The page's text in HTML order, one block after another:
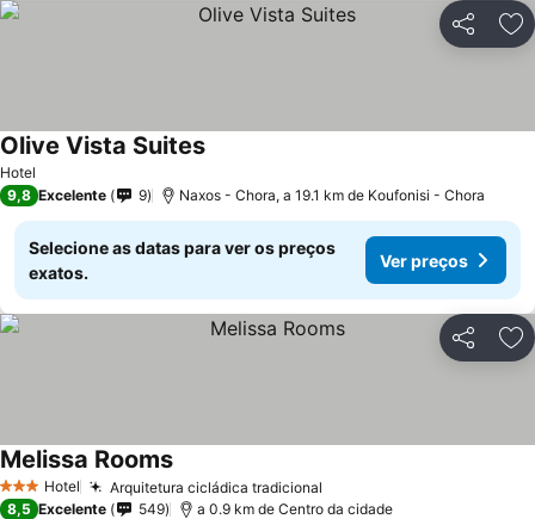
Partilhar
Hotel
Olive Vista Suites
9,8 Excelente 9 Naxos - Chora, a 19.1 km de Koufonisi - Chora
Selecione as datas para ver os preços
exatos.
Ver preços
Partilhar
3 EstrelasHotel Arquitetura cicládica tradicional
Melissa Rooms
8,5 Excelente 549 a 0.9 km de Centro da cidade